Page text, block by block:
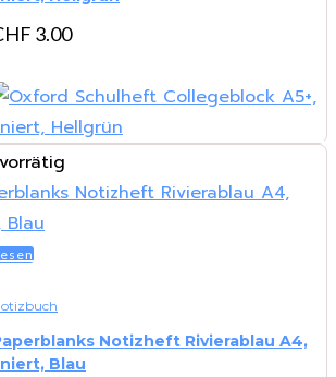
3.00
Notizheft Rivierablau A4,
Blau